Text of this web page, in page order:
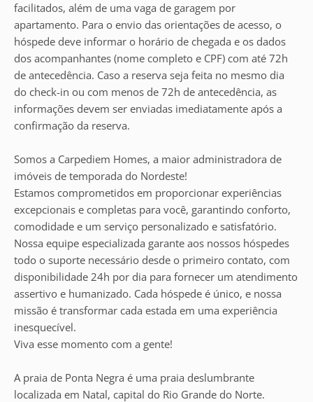
facilitados, além de uma vaga de garagem por
apartamento. Para o envio das orientações de acesso, o
hóspede deve informar o horário de chegada e os dados
dos acompanhantes (nome completo e CPF) com até 72h
de antecedência. Caso a reserva seja feita no mesmo dia
do check-in ou com menos de 72h de antecedência, as
informações devem ser enviadas imediatamente após a
confirmação da reserva.
Somos a Carpediem Homes, a maior administradora de
imóveis de temporada do Nordeste!
Estamos comprometidos em proporcionar experiências
excepcionais e completas para você, garantindo conforto,
comodidade e um serviço personalizado e satisfatório.
Nossa equipe especializada garante aos nossos hóspedes
todo o suporte necessário desde o primeiro contato, com
disponibilidade 24h por dia para fornecer um atendimento
assertivo e humanizado. Cada hóspede é único, e nossa
missão é transformar cada estada em uma experiência
inesquecível.
Viva esse momento com a gente!
A praia de Ponta Negra é uma praia deslumbrante
localizada em Natal, capital do Rio Grande do Norte.